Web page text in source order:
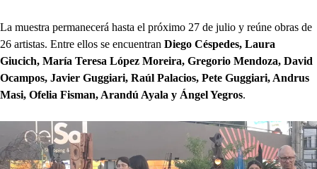
La muestra permanecerá hasta el próximo 27 de julio y reúne obras de
26 artistas. Entre ellos se encuentran Diego Céspedes, Laura
Giucich, María Teresa López Moreira, Gregorio Mendoza, David
Ocampos, Javier Guggiari, Raúl Palacios, Pete Guggiari, Andrus
Masi, Ofelia Fisman, Arandú Ayala y Ángel Yegros.